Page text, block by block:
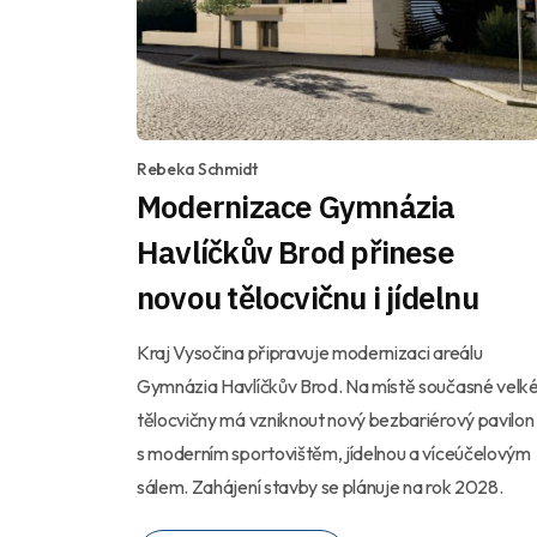
Rebeka Schmidt
Modernizace Gymnázia
Havlíčkův Brod přinese
novou tělocvičnu i jídelnu
Kraj Vysočina připravuje modernizaci areálu
Gymnázia Havlíčkův Brod. Na místě současné
tělocvičny má vzniknout nový bezbariérový pavilon
s moderním sportovištěm, jídelnou a víceúčelovým
sálem. Zahájení stavby se plánuje na rok 2028.